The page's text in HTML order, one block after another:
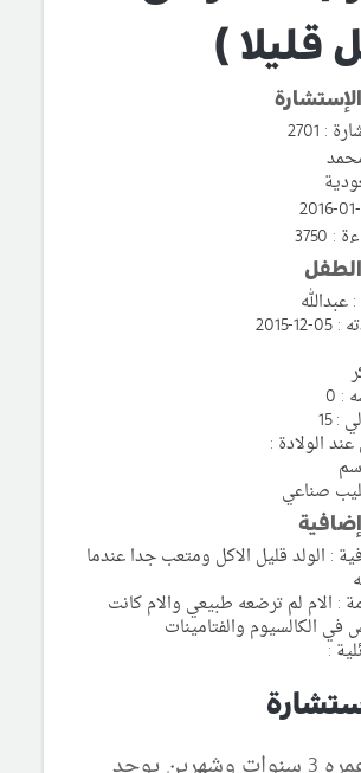
قليلا )
2701
2015
0
: 15
الولادة :
صناعي
: الولد قليل الاكل ومتعب جدا عندما
: الام لم ترضعه طبيعي والام كانت
الكالسيوم والفتامينات
: